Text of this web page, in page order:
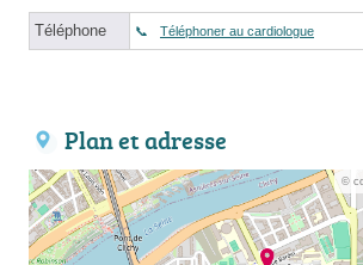
Téléphone Téléphoner au cardiologue
Plan et adresse
©